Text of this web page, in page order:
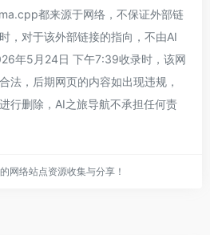
都来源于网络，不保证外部链
，对于该外部链接的指向，不由AI
年5月24日 下午7:39收录时，该网
法，后期网页的内容如出现违规，
行删除，AI之旅导航不承担任何责
网络站点资源收集与分享！